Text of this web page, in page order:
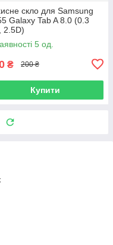
скло для Samsung
Galaxy Tab A 8.0 (0.3
2.5D)
5 од.
₴ 200 ₴
Купити